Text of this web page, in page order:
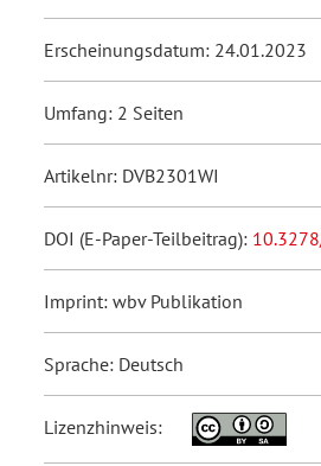
Erscheinungsdatum: 24.01.2023
Umfang: 2 Seiten
Artikelnr: DVB2301WI
DOI (E-Paper-Teilbeitrag):
Imprint: wbv Publikation
Sprache: Deutsch
Lizenzhinweis: